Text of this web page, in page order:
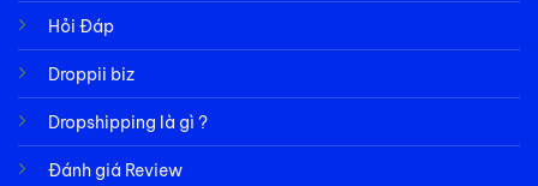
Hỏi Đáp
Droppii biz
Dropshipping là gì ?
Đánh giá Review